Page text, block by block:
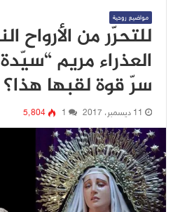
مواضيع روحية
للتحرّر من الأرواح
العذراء مريم
سرّ قوة لقبها هذا؟
11 ديسمبر، 2017 1 5٬804